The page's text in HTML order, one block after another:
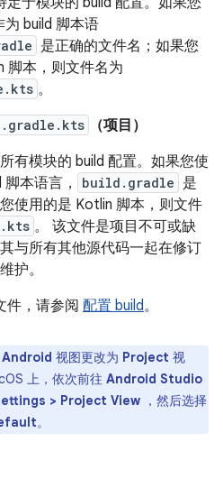
build 脚本语
是正确的文件名；如果您
脚本，则文件名为
。
（项目）
有模块的 build 配置。如果您使
本语言，
build.gradle 是
使用的是 Kotlin 脚本，则文件
。 该文件是项目不可或缺
与所有其他源代码一起在修订
护。
件，请参阅 配置 build。
Android 视图更改为 Project 视
上，依次前往 Android Studio
> Project View ，然后选择
。